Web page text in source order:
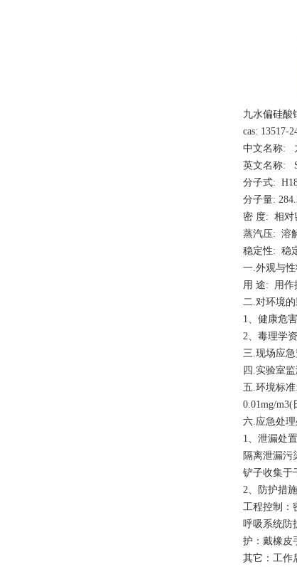
九水偏硅酸
cas: 13517-
中文名称:
英文名称:
分子式:
分子量:
密 度: 相对
蒸汽压: 溶
稳定性:
一.外观与
用 途: 用作
二.对环境
1、健康危
2、毒理学
三.现场应
四.实验室
五.环境标
0.01mg/
六.应急处
1、泄漏处
隔离泄漏污
铲子收集于
2、防护措
工程控制：
呼吸系统防
护：戴橡皮
其它：工作